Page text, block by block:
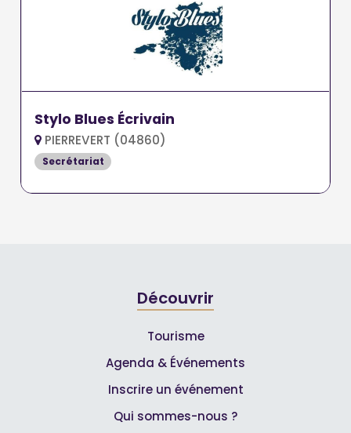
Stylo Blues Écrivain
PIERREVERT (04860)
Secrétariat
Découvrir
Tourisme
Agenda & Événements
Inscrire un événement
Qui sommes-nous ?